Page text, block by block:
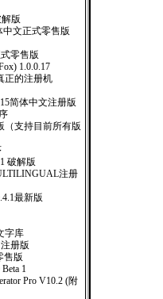
版
中文正式零售版
零售版
1.0.0.17
正的注册机
简体中文注册版
（支持目前所有版
破解版
注册
最新版
字库
注册版
售版
1
Pro V10.2 (附